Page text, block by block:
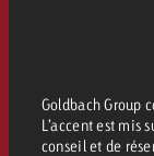
Goldbach Group
L’accent est mis
conseil et de